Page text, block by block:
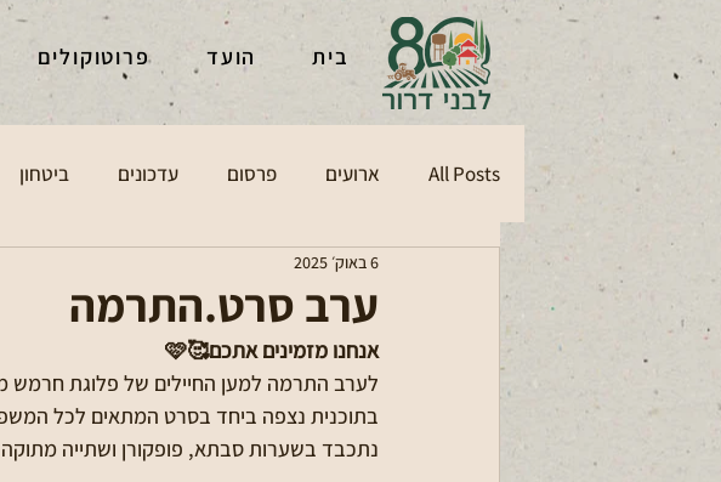
בית הועד פרוטוקולים
All Posts ארועים פרסום עדכונים ביטחון
ערב סרט.התרמה
6 באוק׳ 2025
אנחנו מזמינים אתכם🥰🩷
לערב התרמה למען החיילים של פלוגת חרמש
בתוכנית נצפה ביחד בסרט המתאים לכל
נתכבד בשערות סבתא, פופקורן ושתייה